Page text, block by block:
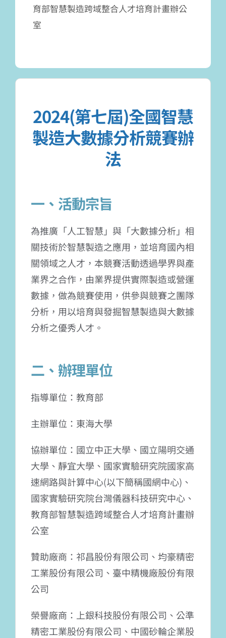
育部智慧製造跨域整合人才培育計畫辦公
室
2024(第七屆)全國智慧
製造大數據分析競賽辦
法
一、活動宗旨
為推廣「人工智慧」與「大數據分析」相
關技術於智慧製造之應用，並培育國內相
關領域之人才，本競賽活動透過學界與產
業界之合作，由業界提供實際製造或營運
數據，做為競賽使用，供參與競賽之團隊
分析，用以培育與發掘智慧製造與大數據
分析之優秀人才。
二、辦理單位
指導單位：教育部
主辦單位：東海大學
協辦單位：國立中正大學、國立陽明交通
大學、靜宜大學、國家實驗研究院國家高
速網路與計算中心(以下簡稱國網中心)、
國家實驗研究院台灣儀器科技研究中心、
教育部智慧製造跨域整合人才培育計畫辦
公室
贊助廠商：祁昌股份有限公司、均豪精密
工業股份有限公司、臺中精機廠股份有限
公司
榮譽廠商：上銀科技股份有限公司、公準
精密工業股份有限公司、中國砂輪企業股